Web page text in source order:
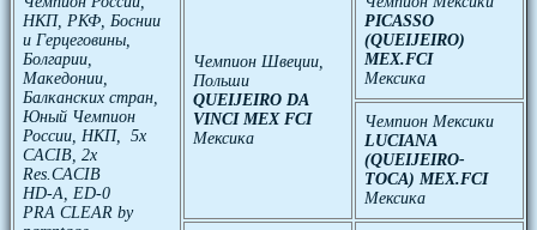
НКП, РКФ, Боснии
и Герцеговины,
Болгарии,
Македонии,
Балканских стран,
Юный Чемпион
России, НКП, 5х
CACIB, 2x
Res.CACIB
HD-A, ED-0
PRA CLEAR by
Чемпион Швеции,
Польши
QUEIJEIRO DA
VINCI MEX FCI
Мексика
PICASSO
(QUEIJEIRO)
MEX.FCI
Мексика
Чемпион Мексики
LUCIANA
(QUEIJEIRO-
TOCA) MEX.FCI
Мексика